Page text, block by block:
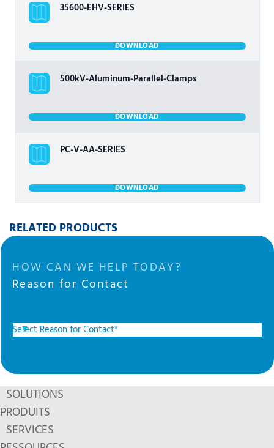
35600-EHV-SERIES
DOWNLOAD
500kV-Aluminum-Parallel-Clamps
DOWNLOAD
PC-V-AA-SERIES
DOWNLOAD
RELATED PRODUCTS
HOW CAN WE HELP TODAY?
Reason for Contact
SOLUTIONS
PRODUITS
SERVICES